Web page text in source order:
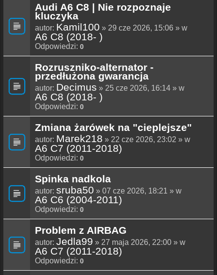
Audi A6 C8 | Nie rozpoznaje
kluczyka
autor: Kamil100 » 29 cze 2026, 15:06 » w
A6 C8 (2018- )
Odpowiedzi: 0
Rozruszniko-alternator -
przedłużona gwarancja
autor: Decimus » 25 cze 2026, 16:14 » w
A6 C8 (2018- )
Odpowiedzi: 0
Zmiana żarówek na "cieplejsze"
autor: Marek218 » 22 cze 2026, 23:02 » w
A6 C7 (2011-2018)
Odpowiedzi: 0
Spinka nadkola
autor: sruba50 » 07 cze 2026, 18:21 » w
A6 C6 (2004-2011)
Odpowiedzi: 0
Problem z AIRBAG
autor: Jedla99 » 27 maja 2026, 22:00 » w
A6 C7 (2011-2018)
Odpowiedzi: 0